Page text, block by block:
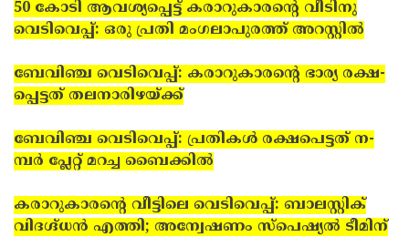
50 കോടി ആവശ്യപ്പെട്ട് കരാറുകാരന്റെ വീടിനു
വെടിവെപ്പ്: ഒരു പ്രതി മംഗലാപുരത്ത് അറസ്റ്റില്‍
ബേ­വി­ഞ്ച വെ­ടി­വെപ്പ്: ക­രാ­റു­കാര­ന്റെ ഭാ­ര്യ ര­ക്ഷ­
പ്പെ­ട്ട­ത് ത­ല­നാ­രിഴ­യ്ക്ക്
ബേ­വി­ഞ്ച വെ­ടി­വെ­പ്പ്: പ്ര­തി­കള്‍ ര­ക്ഷ­പെട്ട­ത് ന­
മ്പര്‍ പ്ലേ­റ്റ് മ­റച്ച ബൈ­ക്കില്‍
കരാറുകാരന്റെ വീട്ടിലെ വെടിവെപ്പ്: ബാലസ്റ്റിക്
വിദഗ്ദ്ധന്‍ എത്തി; അന്വേഷണം സ്‌പെഷ്യല്‍ ടീമിന്